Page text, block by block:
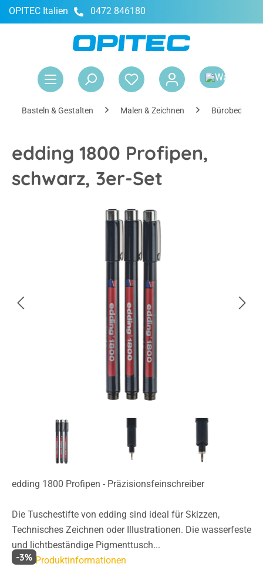
springen
OPITEC Italien 0472 846180
Basteln & Gestalten Malen & Zeichnen Bürobedarf
edding 1800 Profipen,
schwarz, 3er-Set
Bildergalerie überspringen
edding 1800 Profipen - Präzisionsfeinschreiber
Die Tuschestifte von edding sind ideal für Skizzen,
Technisches Zeichnen oder Illustrationen. Die wasserfeste
und lichtbeständige Pigmenttusch...
Mehr Produktinformationen
-3%